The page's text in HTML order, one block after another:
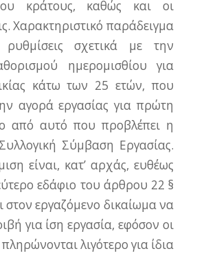
κράτους, καθώς και οι
Χαρακτηριστικό παράδειγμα
σχετικά με την
ημερομισθίου για
κάτω των 25 ετών, που
αγορά εργασίας για πρώτη
από αυτό που προβλέπει η
Σύμβαση Εργασίας.
είναι, κατ’ αρχάς, ευθέως
εδάφιο του άρθρου 22 §
στον εργαζόμενο δικαίωμα να
για ίση εργασία, εφόσον οι
λιγότερο για ίδια